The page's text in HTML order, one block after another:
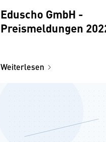
Eduscho GmbH -
Preismeldungen
Weiterlesen